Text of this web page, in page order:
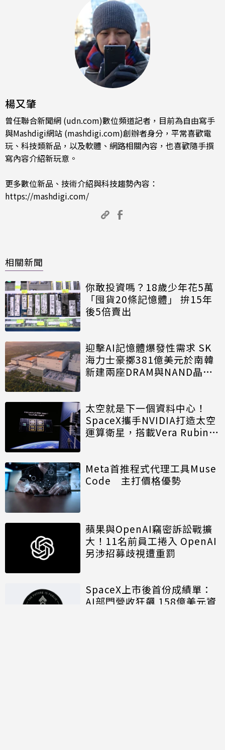
楊又肇
曾任聯合新聞網 (udn.com)數位頻道記者，目前為自由寫手
與Mashdigi網站 (mashdigi.com)創辦者身分，平常喜歡電
玩、科技類新品，以及軟體、網路相關內容，也喜歡隨手撰
寫內容介紹新玩意。
更多數位新品、技術介紹與科技趨勢內容：
https://mashdigi.com/
相關新聞
你敢投資嗎？18歲少年花5萬
「囤貨20條記憶體」 拚15年
後5倍賣出
迎擊AI記憶體爆發性需求 SK
海力士豪擲381億美元於南韓
新建兩座DRAM與NAND晶圓
太空就是下一個資料中心！
SpaceX攜手NVIDIA打造太空
運算衛星，搭載Vera Rubin運
Meta首推程式代理工具Muse
Code 主打價格優勢
蘋果與OpenAI竊密訴訟戰擴
大！11名前員工捲入 OpenAI
另涉招募歧視遭重罰
SpaceX上市後首份成績單：
AI部門營收狂飆 158億美元資